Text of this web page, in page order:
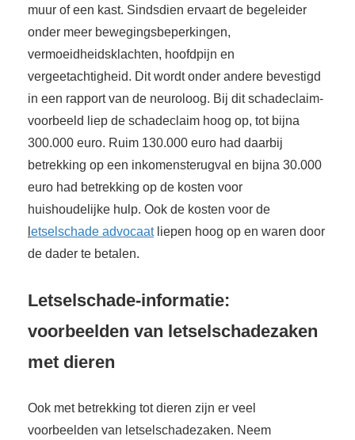
muur of een kast. Sindsdien ervaart de begeleider
onder meer bewegingsbeperkingen,
vermoeidheidsklachten, hoofdpijn en
vergeetachtigheid. Dit wordt onder andere bevestigd
in een rapport van de neuroloog. Bij dit schadeclaim-
voorbeeld liep de schadeclaim hoog op, tot bijna
300.000 euro. Ruim 130.000 euro had daarbij
betrekking op een inkomensterugval en bijna 30.000
euro had betrekking op de kosten voor
huishoudelijke hulp. Ook de kosten voor de
etselschade advocaatliepen hoog op en waren door
de dader te betalen.
Letselschade-informatie:
voorbeelden van letselschadezaken
met dieren
Ook met betrekking tot dieren zijn er veel
voorbeelden van letselschadezaken. Neem